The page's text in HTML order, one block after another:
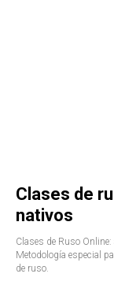
Clases de
nativos
Clases de Ruso
Metodología especial
de ruso.